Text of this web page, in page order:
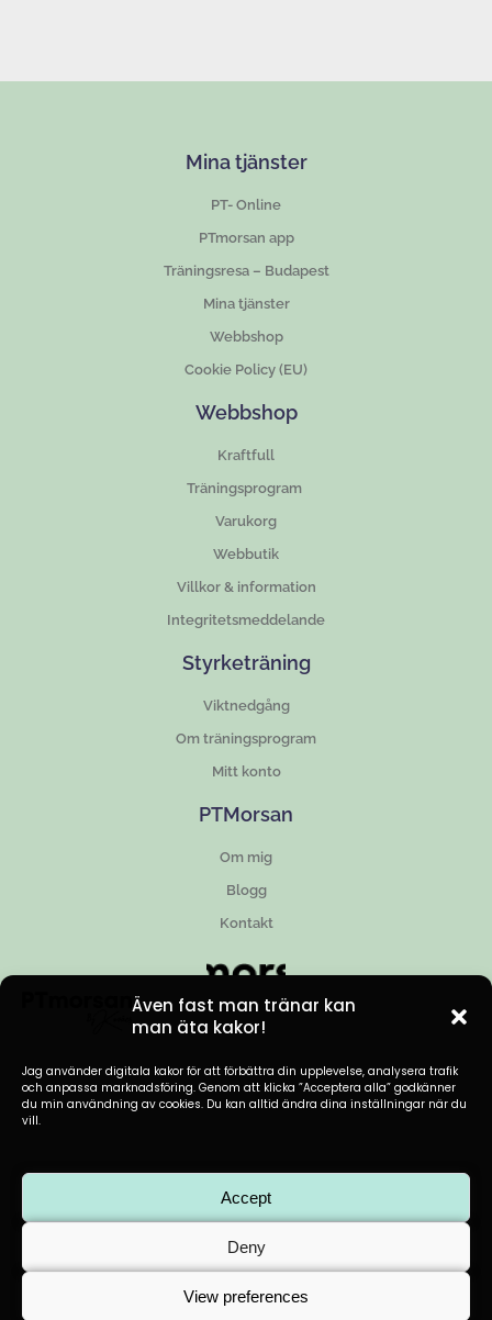
Även fast man tränar kan
man äta kakor!
Jag använder digitala kakor för att förbättra din upplevelse, analysera trafik
och anpassa marknadsföring. Genom att klicka ”Acceptera alla” godkänner
du min användning av cookies. Du kan alltid ändra dina inställningar när du
vill.
Accept
Deny
View preferences
Mina tjänster
PT- Online
PTmorsan app
Träningsresa – Budapest
Mina tjänster
Webbshop
Cookie Policy (EU)
Webbshop
Kraftfull
Träningsprogram
Varukorg
Webbutik
Villkor & information
Integritetsmeddelande
Styrketräning
Viktnedgång
Om träningsprogram
Mitt konto
PTMorsan
Om mig
Blogg
Kontakt
© 2023 PTMorsan. All rights reserved.
Powered byAb North Hitech